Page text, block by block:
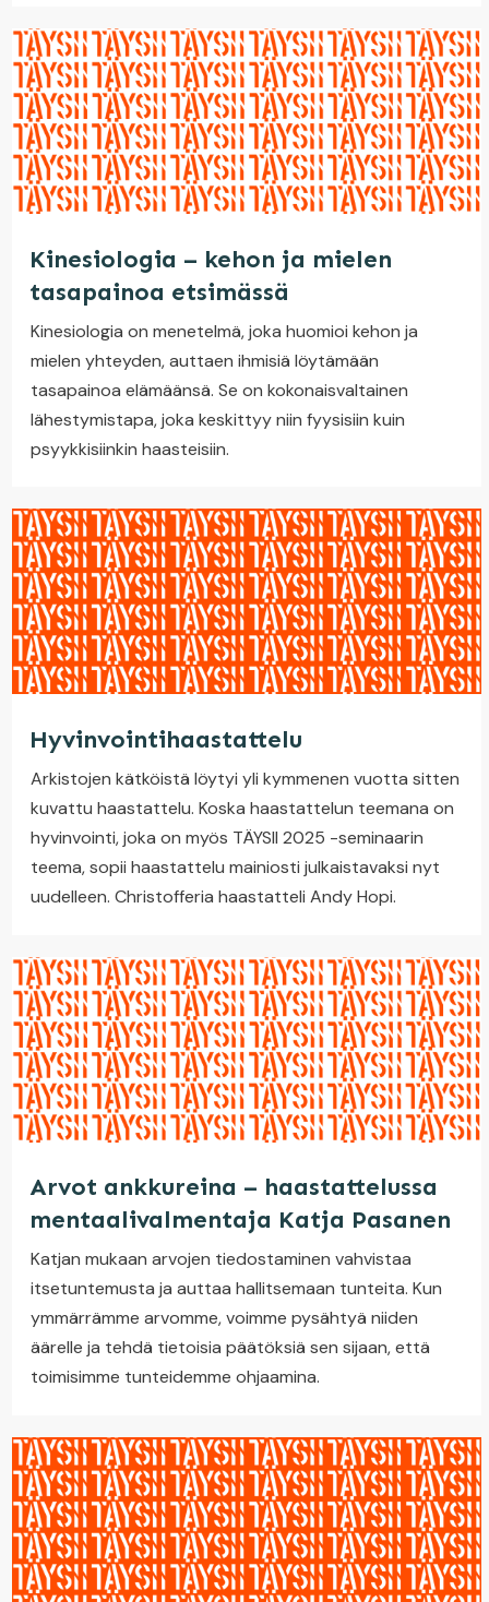
Kinesiologia – kehon ja mielen
tasapainoa etsimässä
Kinesiologia on menetelmä, joka huomioi kehon ja
mielen yhteyden, auttaen ihmisiä löytämään
tasapainoa elämäänsä. Se on kokonaisvaltainen
lähestymistapa, joka keskittyy niin fyysisiin kuin
psyykkisiinkin haasteisiin.
Hyvinvointihaastattelu
Arkistojen kätköistä löytyi yli kymmenen vuotta sitten
kuvattu haastattelu. Koska haastattelun teemana on
hyvinvointi, joka on myös TÄYSII 2025 -seminaarin
teema, sopii haastattelu mainiosti julkaistavaksi nyt
uudelleen. Christofferia haastatteli Andy Hopi.
Arvot ankkureina – haastattelussa
mentaalivalmentaja Katja Pasanen
Katjan mukaan arvojen tiedostaminen vahvistaa
itsetuntemusta ja auttaa hallitsemaan tunteita. Kun
ymmärrämme arvomme, voimme pysähtyä niiden
äärelle ja tehdä tietoisia päätöksiä sen sijaan, että
toimisimme tunteidemme ohjaamina.